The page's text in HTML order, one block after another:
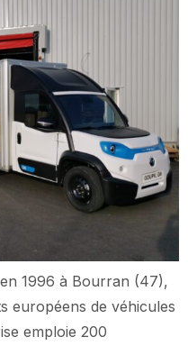
1996 à Bourran (47),
européens de véhicules
emploie 200